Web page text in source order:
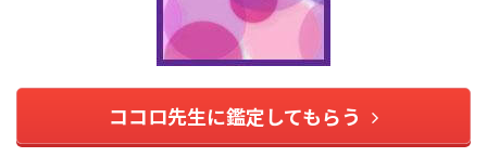
ココロ先生に鑑定してもらう